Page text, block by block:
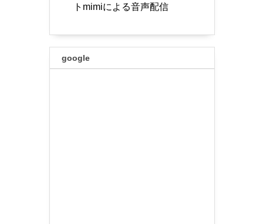
トmimiによる音声配信
google